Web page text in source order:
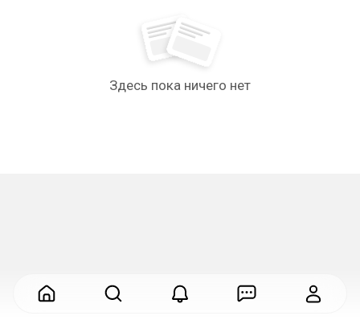
Здесь пока ничего нет